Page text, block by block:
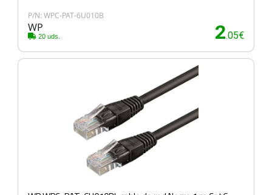
P/N: WPC-PAT-6U010B
WP
20 uds. 2.05€